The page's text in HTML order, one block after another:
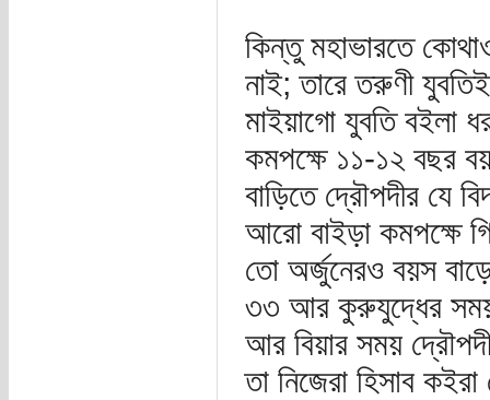
কিন্তু মহাভারতে
নাই; তারে তরুণী
মাইয়াগো যুবতি বইলা
কমপক্ষে ১১-১২ বছর
বাড়িতে দ্রৌপদীর যে
আরো বাইড়া কমপক্ষে
তো অর্জুনেরও বয়স
৩৩ আর কুরুযুদ্ধের সময়
আর বিয়ার সময়
তা নিজেরা হিসাব